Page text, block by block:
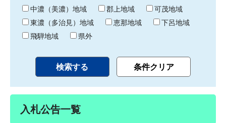
中濃（美濃）地域
郡上地域
可茂地域
東濃（多治見）地域
恵那地域
下呂地域
飛騨地域
県外
入札公告一覧